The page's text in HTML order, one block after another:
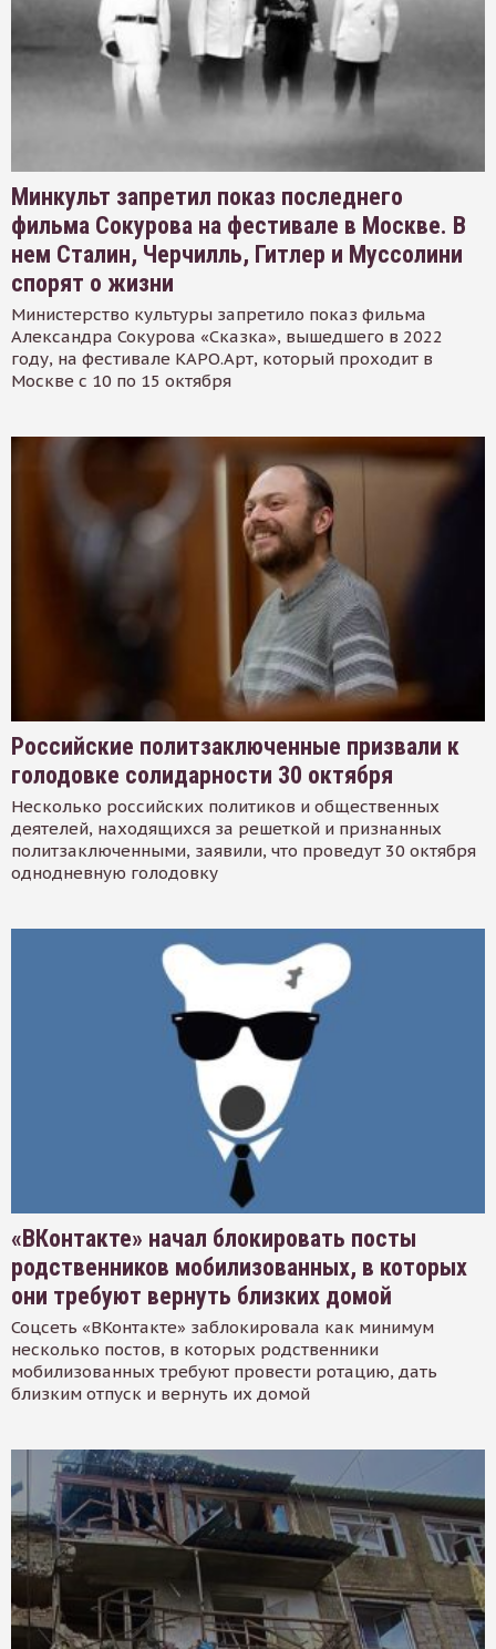
Минкульт запретил показ последнего
фильма Сокурова на фестивале в Москве. В
нем Сталин, Черчилль, Гитлер и Муссолини
спорят о жизни
Министерство культуры запретило показ фильма
Александра Сокурова «Сказка», вышедшего в 2022
году, на фестивале КАРО.Арт, который проходит в
Москве с 10 по 15 октября
Российские политзаключенные призвали к
голодовке солидарности 30 октября
Несколько российских политиков и общественных
деятелей, находящихся за решеткой и признанных
политзаключенными, заявили, что проведут 30 октября
однодневную голодовку
«ВКонтакте» начал блокировать посты
родственников мобилизованных, в которых
они требуют вернуть близких домой
Соцсеть «ВКонтакте» заблокировала как минимум
несколько постов, в которых родственники
мобилизованных требуют провести ротацию, дать
близким отпуск и вернуть их домой